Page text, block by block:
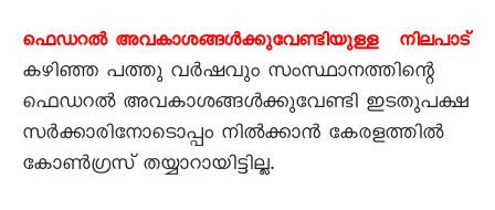
ഫെഡറൽ അവകാശങ്ങൾക്കുവേണ്ടിയുള്ള നിലപാട്
കഴിഞ്ഞ പത്തു വർഷവും സംസ്ഥാനത്തിന്റെ
ഫെഡറൽ അവകാശങ്ങൾക്കുവേണ്ടി ഇടതുപക്ഷ
സർക്കാരിനോടൊപ്പം നിൽക്കാൻ കേരളത്തിൽ
കോൺഗ്രസ് തയ്യാറായിട്ടില്ല.